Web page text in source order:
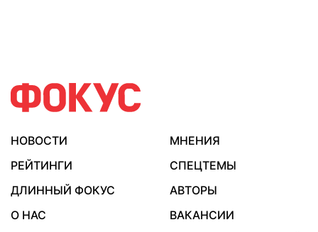
НОВОСТИ
МНЕНИЯ
РЕЙТИНГИ
СПЕЦТЕМЫ
ДЛИННЫЙ ФОКУС
АВТОРЫ
О НАС
ВАКАНСИИ